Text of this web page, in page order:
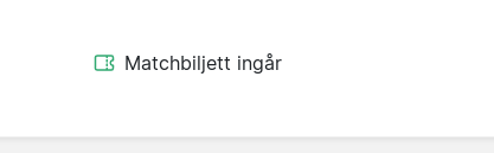
Matchbiljett ingår